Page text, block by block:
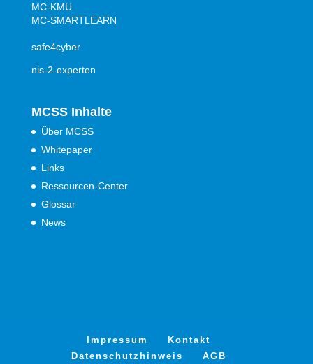
MC-KMU
MC-SMARTLEARN
safe4cyber
nis-2-experten
MCSS Inhalte
Über MCSS
Whitepaper
Links
Ressourcen-Center
Glossar
News
Impressum
Kontakt
Datenschutzhinweis
AGB